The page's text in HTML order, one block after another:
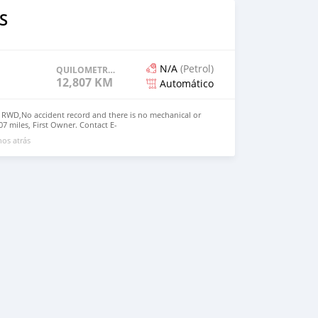
QUILOMETRAGEM
12,807 KM
N/A (Petrol)
Automático
RWD,No accident record and there is no mechanical or
miles, First Owner. Contact E-
atrás